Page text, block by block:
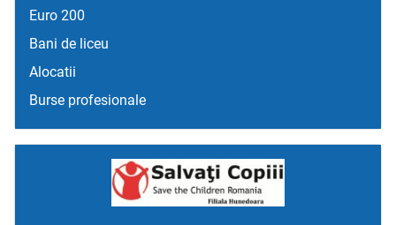
Euro 200
Bani de liceu
Alocatii
Burse profesionale